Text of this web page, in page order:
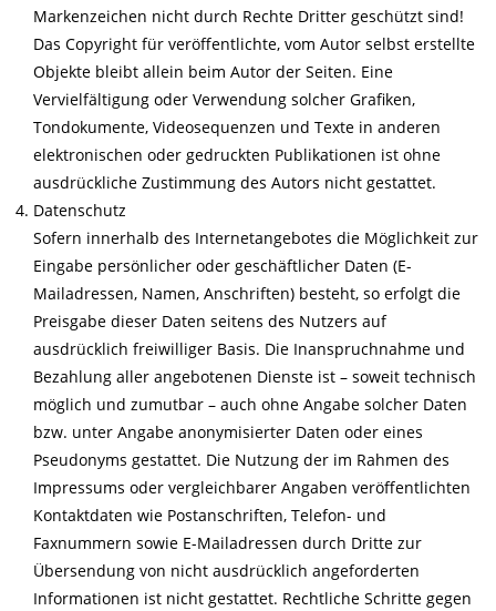
Markenzeichen nicht durch Rechte Dritter geschützt sind!
Das Copyright für veröffentlichte, vom Autor selbst erstellte
Objekte bleibt allein beim Autor der Seiten. Eine
Vervielfältigung oder Verwendung solcher Grafiken,
Tondokumente, Videosequenzen und Texte in anderen
elektronischen oder gedruckten Publikationen ist ohne
ausdrückliche Zustimmung des Autors nicht gestattet.
Datenschutz
Sofern innerhalb des Internetangebotes die Möglichkeit zur
Eingabe persönlicher oder geschäftlicher Daten (E-
Mailadressen, Namen, Anschriften) besteht, so erfolgt die
Preisgabe dieser Daten seitens des Nutzers auf
ausdrücklich freiwilliger Basis. Die Inanspruchnahme und
Bezahlung aller angebotenen Dienste ist – soweit technisch
möglich und zumutbar – auch ohne Angabe solcher Daten
bzw. unter Angabe anonymisierter Daten oder eines
Pseudonyms gestattet. Die Nutzung der im Rahmen des
Impressums oder vergleichbarer Angaben veröffentlichten
Kontaktdaten wie Postanschriften, Telefon- und
Faxnummern sowie E-Mailadressen durch Dritte zur
Übersendung von nicht ausdrücklich angeforderten
Informationen ist nicht gestattet. Rechtliche Schritte gegen